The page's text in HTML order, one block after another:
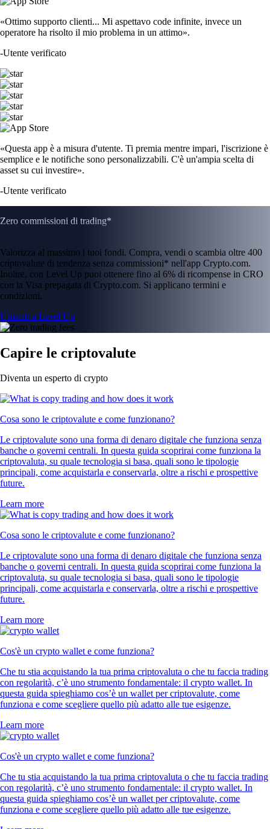
«Ottimo supporto clienti... Mi aspettavo code infinite, invece un
operatore ha risolto il mio problema in un attimo».
-Utente verificato
«Questa app è a misura d'utente. Ti premia mentre impari, l'iscrizione è
semplice e le notifiche sono personalizzabili. C'è un'ampia scelta di
asset su cui investire».
-Utente verificato
Zero commissioni di trading*
Valorizza al massimo i tuoi fondi. Compra, vendi o scambia oltre 400
criptovalute di tendenza senza commissioni* nell'app Crypto.com.
Inoltre, con Level Up puoi ottenere fino al 6% di ricompense in CRO
con la Visa prepagata di Crypto.com. Si applicano termini e
condizioni.
Unisciti a Level Up
Capire le criptovalute
Diventa un esperto di crypto
Cosa sono le criptovalute e come funzionano?
Le criptovalute sono una forma di denaro digitale che funziona senza
banche o governi centrali. In questa guida scoprirai come funziona la
criptovaluta, su quale tecnologia si basa, quali sono le tipologie
principali, come acquistarla e conservarla, oltre a rischi e prospettive
future.
Learn more
Cosa sono le criptovalute e come funzionano?
Le criptovalute sono una forma di denaro digitale che funziona senza
banche o governi centrali. In questa guida scoprirai come funziona la
criptovaluta, su quale tecnologia si basa, quali sono le tipologie
principali, come acquistarla e conservarla, oltre a rischi e prospettive
future.
Learn more
Cos'è un crypto wallet e come funziona?
Che tu stia acquistando la tua prima criptovaluta o che tu faccia trading
con regolarità, c’è uno strumento fondamentale: il crypto wallet. In
questa guida spieghiamo cos’è un wallet per criptovalute, come
funziona e come scegliere quello più adatto alle tue esigenze.
Learn more
Cos'è un crypto wallet e come funziona?
Che tu stia acquistando la tua prima criptovaluta o che tu faccia trading
con regolarità, c’è uno strumento fondamentale: il crypto wallet. In
questa guida spieghiamo cos’è un wallet per criptovalute, come
funziona e come scegliere quello più adatto alle tue esigenze.